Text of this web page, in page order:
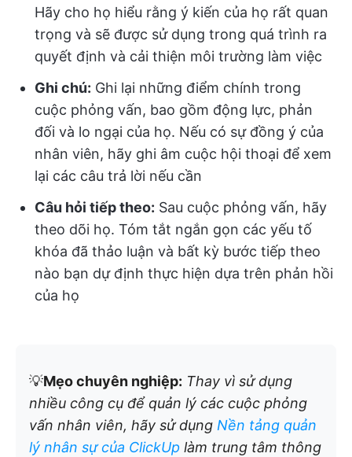
Hãy cho họ hiểu rằng ý kiến của họ rất quan
trọng và sẽ được sử dụng trong quá trình ra
quyết định và cải thiện môi trường làm việc
Ghi chú: Ghi lại những điểm chính trong
cuộc phỏng vấn, bao gồm động lực, phản
đối và lo ngại của họ. Nếu có sự đồng ý của
nhân viên, hãy ghi âm cuộc hội thoại để xem
lại các câu trả lời nếu cần
Câu hỏi tiếp theo: Sau cuộc phỏng vấn, hãy
theo dõi họ. Tóm tắt ngắn gọn các yếu tố
khóa đã thảo luận và bất kỳ bước tiếp theo
nào bạn dự định thực hiện dựa trên phản hồi
của họ
💡Mẹo chuyên nghiệp: Thay vì sử dụng
nhiều công cụ để quản lý các cuộc phỏng
vấn nhân viên, hãy sử dụng Nền tảng quản
lý nhân sự của ClickUp làm trung tâm thông